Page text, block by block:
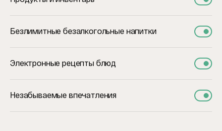
Безлимитные безалкогольные напитки
Электронные рецепты блюд
Незабываемые впечатления